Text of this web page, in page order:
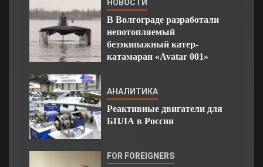
НОВОСТИ
В Волгограде разработали
непотопляемый
безэкипажный катер-
катамаран «Avatar 001»
АНАЛИТИКА
Реактивные двигатели для
БПЛА в России
FOR FOREIGNERS